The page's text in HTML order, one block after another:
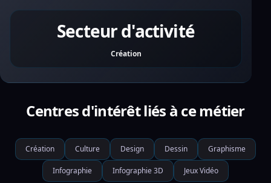
Secteur d'activité
Création
Centres d'intérêt liés à ce métier
Création Culture Design Dessin Graphisme
Infographie Infographie 3D Jeux Vidéo